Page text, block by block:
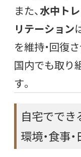
また、水中ト
リテーション
を維持・回復
国内でも取り
す。
自宅でで
環境・食事